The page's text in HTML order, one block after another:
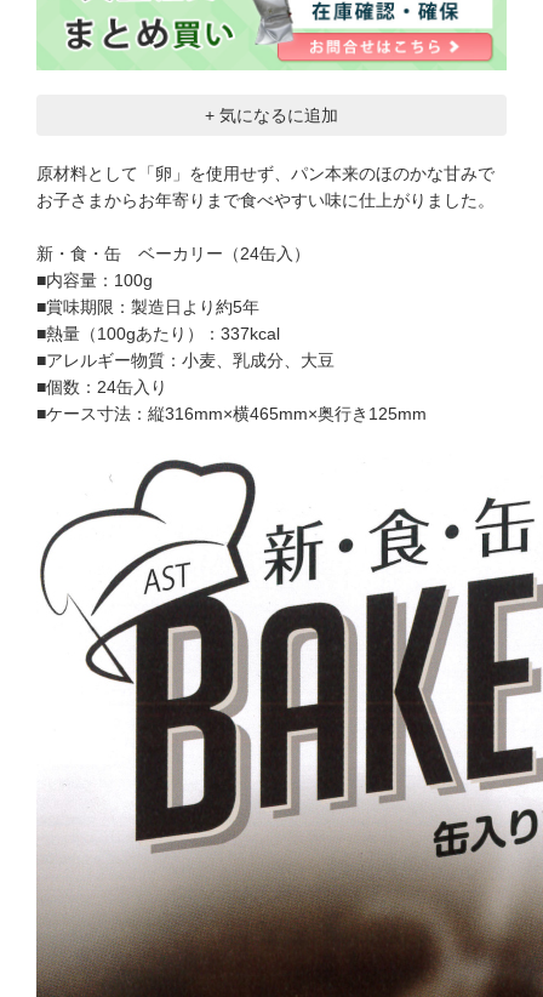
+ 気になるに追加
原材料として「卵」を使用せず、パン本来のほのかな甘みで
お子さまからお年寄りまで食べやすい味に仕上がりました。
新・食・缶 ベーカリー（24缶入）
■内容量：100g
■賞味期限：製造日より約5年
■熱量（100gあたり）：337kcal
■アレルギー物質：小麦、乳成分、大豆
■個数：24缶入り
■ケース寸法：縦316mm×横465mm×奥行き125mm